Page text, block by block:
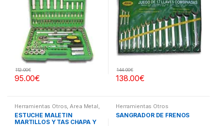
95.00€
112.00€
138.00€
144.00€
Herramientas Otros,Area Metal,
Roscas, Herramientas
Pintura,Maletines Herramientas,
Extractores, Compresímetros,
ESTUCHE MALETIN
MARTILLOS Y TAS CHAPA Y
Herramientas Otros
SANGRADOR DE FRENOS